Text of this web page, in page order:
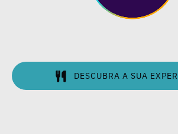
DESCUBRA A SUA